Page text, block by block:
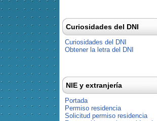
Curiosidades del DNI
Curiosidades del DNI
Obtener la letra del DNI
NIE y extranjería
Portada
Permiso residencia
Solicitud permiso residencia